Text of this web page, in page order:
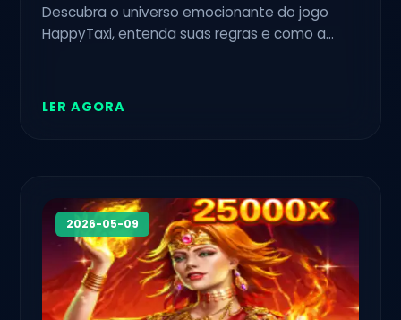
Descubra o universo emocionante do jogo
HappyTaxi, entenda suas regras e como a
LER AGORA
2026-05-09